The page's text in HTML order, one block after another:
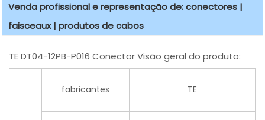
Venda profissional e representação de: conectores |
faisceaux | produtos de cabos
TE DT04-12PB-P016 Conector Visão geral do produto:
fabricantes TE